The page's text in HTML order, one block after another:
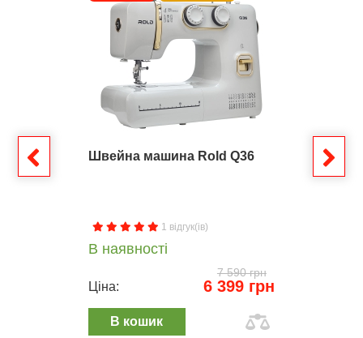
Швейна машина Rold Q36
1 відгук(ів)
В наявності
7 590 грн
Ціна: 6 399 грн
В кошик